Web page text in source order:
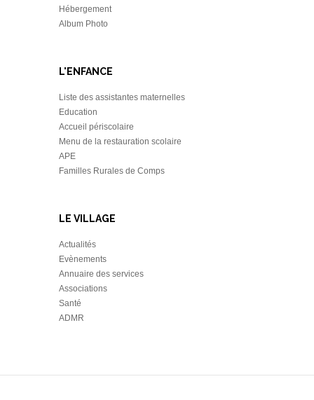
Hébergement
Album Photo
L'ENFANCE
Liste des assistantes maternelles
Education
Accueil périscolaire
Menu de la restauration scolaire
APE
Familles Rurales de Comps
LE VILLAGE
Actualités
Evènements
Annuaire des services
Associations
Santé
ADMR